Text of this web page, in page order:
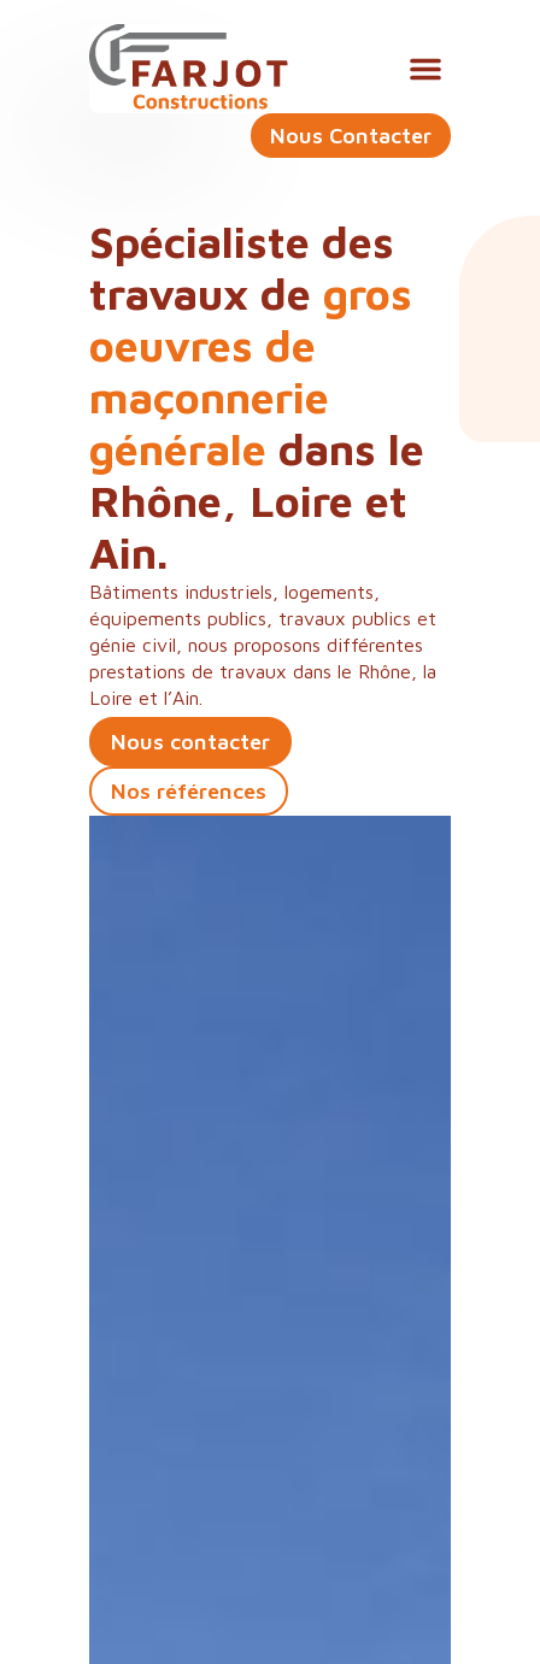
Nous Contacter
Spécialiste des
travaux de gros
oeuvres de
maçonnerie
générale dans le
Rhône, Loire et
Ain.
Bâtiments industriels, logements,
équipements publics, travaux publics et
génie civil, nous proposons différentes
prestations de travaux dans le Rhône, la
Loire et l’Ain.
Nous contacter
Nos références